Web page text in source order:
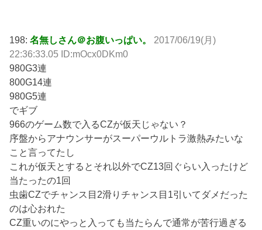
198:名無しさん＠お腹いっぱい。
2017/06/19(月)
22:36:33.05 ID:mOcx0DKm0
980G3連
800G14連
980G5連
でギブ
966のゲーム数で入るCZが仮天じゃない？
序盤からアナウンサーがスーパーウルトラ激熱みたいな
こと言ってたし
これが仮天とするとそれ以外でCZ13回ぐらい入ったけど
当たったの1回
虫歯CZでチャンス目2滑りチャンス目1引いてダメだった
のは心おれた
CZ重いのにやっと入っても当たらんで通常が苦行過ぎる